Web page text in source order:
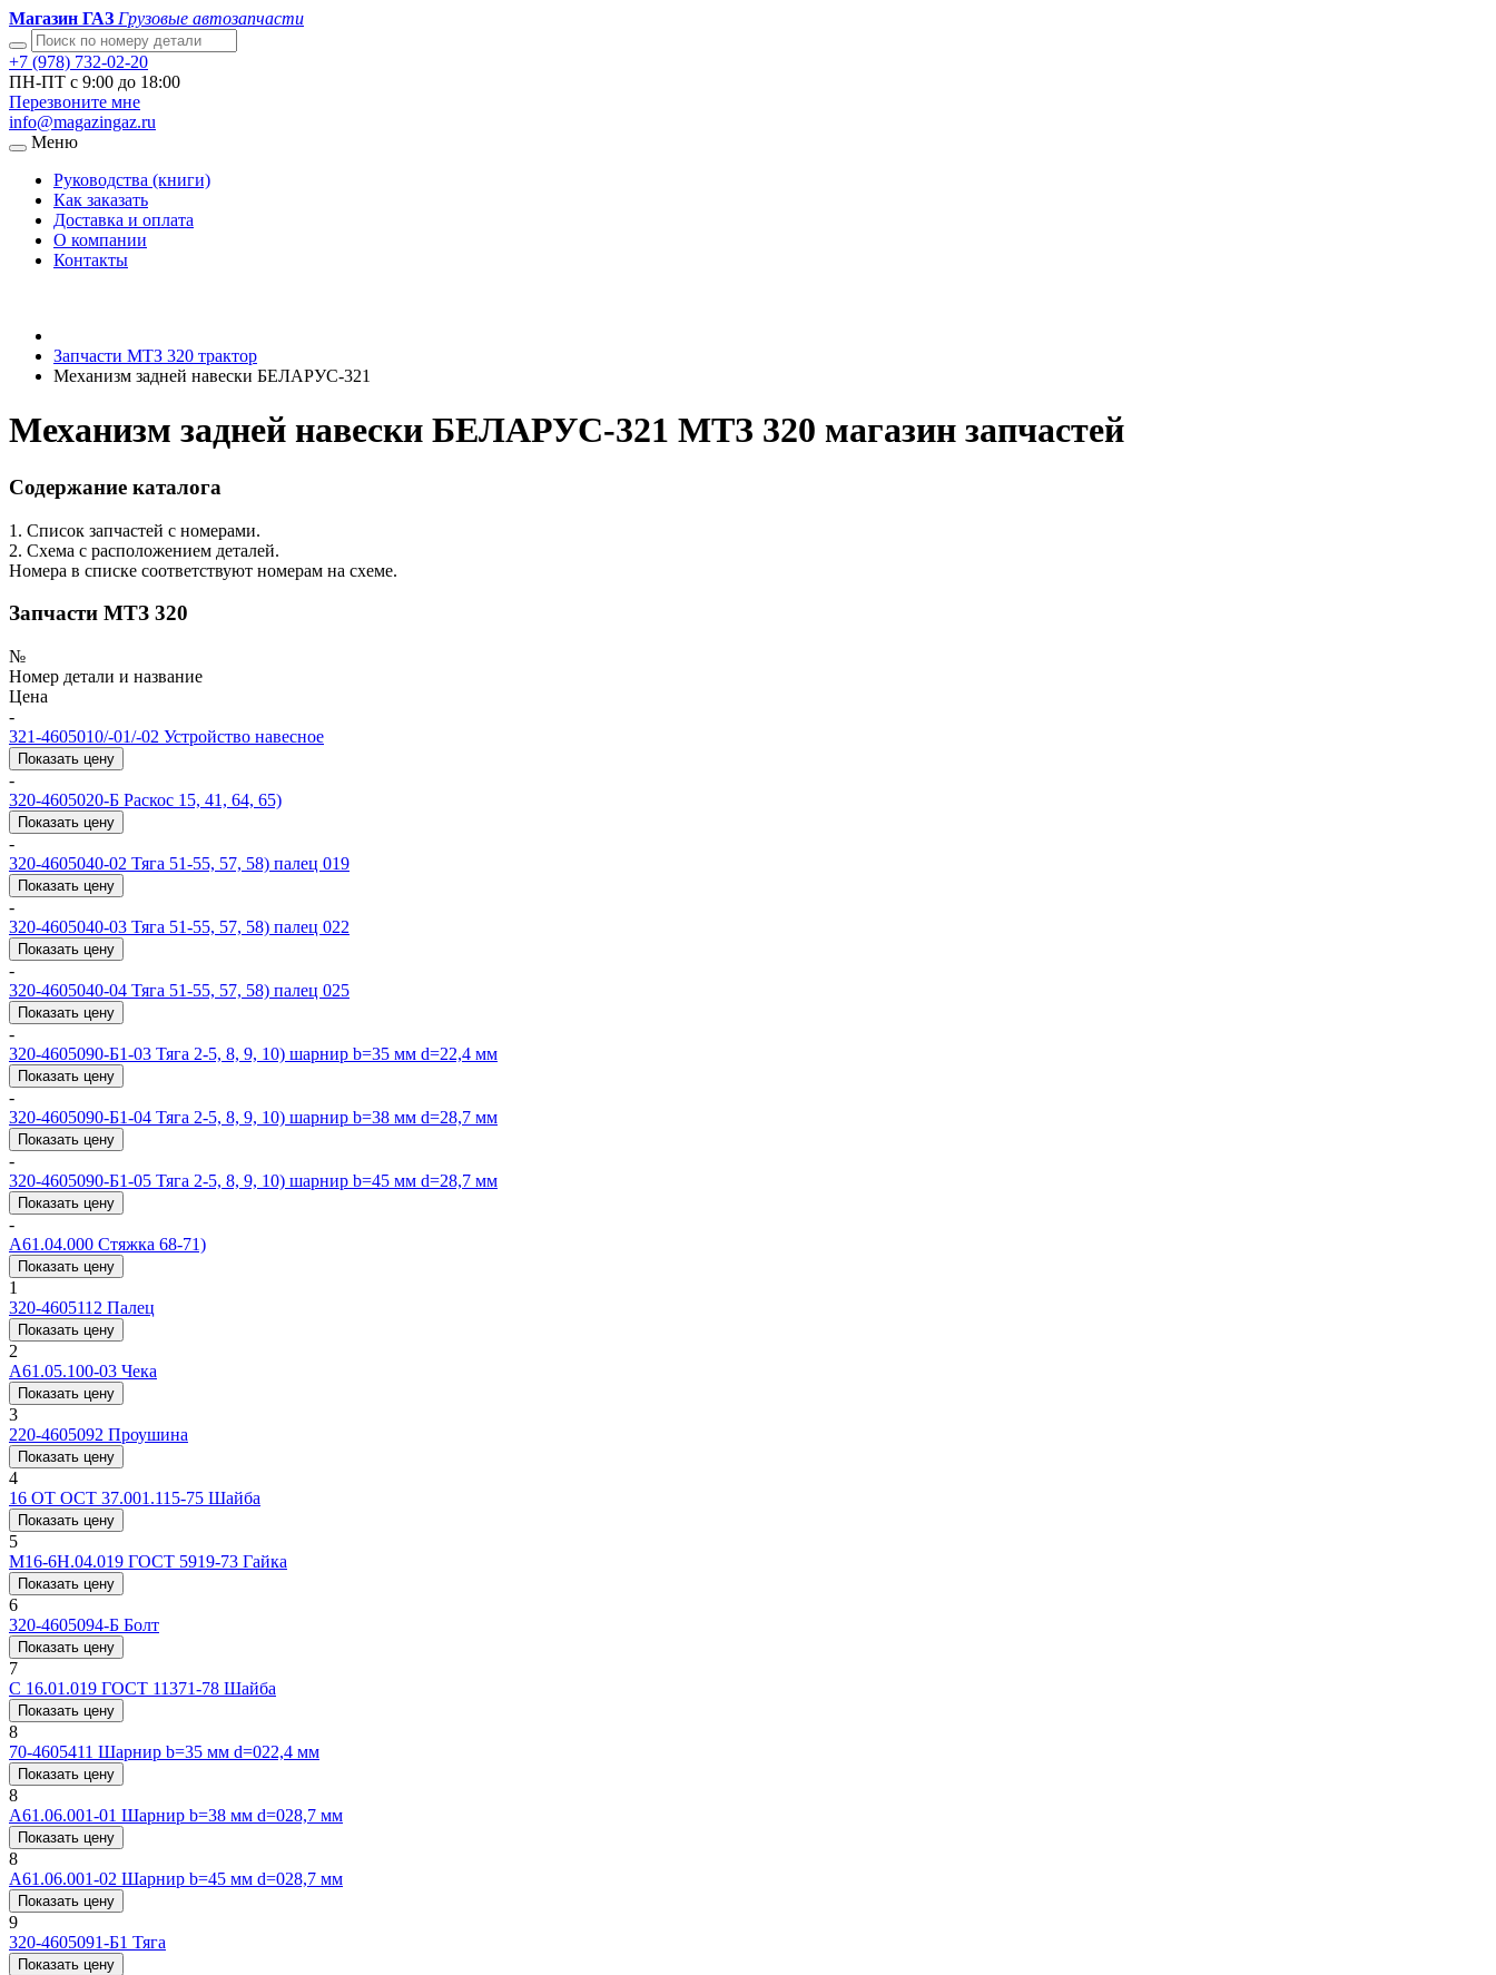
Магазин ГАЗ Грузовые автозапчасти
+7 (978) 732-02-20
ПН-ПТ с 9:00 до 18:00
Перезвоните мне
info@magazingaz.ru
Меню
Руководства (книги)
Как заказать
Доставка и оплата
О компании
Контакты
Запчасти МТЗ 320 трактор
Механизм задней навески БЕЛАРУС-321
Механизм задней навески БЕЛАРУС-321 МТЗ 320 магазин запчастей
Содержание каталога
1. Список запчастей с номерами.
2. Схема с расположением деталей.
Номера в списке соответствуют номерам на схеме.
Запчасти МТЗ 320
№
Номер детали и название
Цена
-
321-4605010/-01/-02 Устройство навесное
Показать цену
-
320-4605020-Б Раскос 15, 41, 64, 65)
Показать цену
-
320-4605040-02 Тяга 51-55, 57, 58) палец 019
Показать цену
-
320-4605040-03 Тяга 51-55, 57, 58) палец 022
Показать цену
-
320-4605040-04 Тяга 51-55, 57, 58) палец 025
Показать цену
-
320-4605090-Б1-03 Тяга 2-5, 8, 9, 10) шарнир b=35 мм d=22,4 мм
Показать цену
-
320-4605090-Б1-04 Тяга 2-5, 8, 9, 10) шарнир b=38 мм d=28,7 мм
Показать цену
-
320-4605090-Б1-05 Тяга 2-5, 8, 9, 10) шарнир b=45 мм d=28,7 мм
Показать цену
-
А61.04.000 Стяжка 68-71)
Показать цену
1
320-4605112 Палец
Показать цену
2
A61.05.100-03 Чека
Показать цену
3
220-4605092 Проушина
Показать цену
4
16 ОТ ОСТ 37.001.115-75 Шайба
Показать цену
5
M16-6H.04.019 ГОСТ 5919-73 Гайка
Показать цену
6
320-4605094-Б Болт
Показать цену
7
С 16.01.019 ГОСТ 11371-78 Шайба
Показать цену
8
70-4605411 Шарнир b=35 мм d=022,4 мм
Показать цену
8
А61.06.001-01 Шарнир b=38 мм d=028,7 мм
Показать цену
8
А61.06.001-02 Шарнир b=45 мм d=028,7 мм
Показать цену
9
320-4605091-Б1 Тяга
Показать цену